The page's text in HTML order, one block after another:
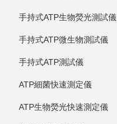
手持式ATP生物熒光測試儀
手持式ATP微生物測試儀
手持式ATP測試儀
ATP細菌快速測定儀
ATP生物熒光快速測定儀